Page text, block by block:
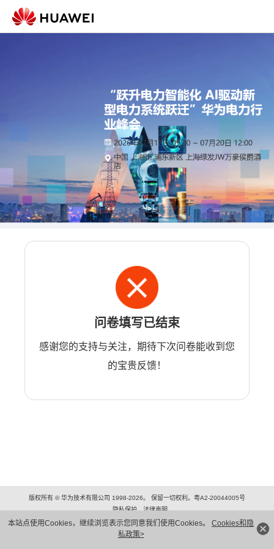
本站点使用Cookies，继续浏览表示您同意我们使用Cookies。 Cookies和隐
私政策>
问卷填写已结束
感谢您的支持与关注，期待下次问卷能收到您
的宝贵反馈！
版权所有 © 华为技术有限公司 1998-2026。 保留一切权利。粤A2-20044005号
隐私保护
法律声明